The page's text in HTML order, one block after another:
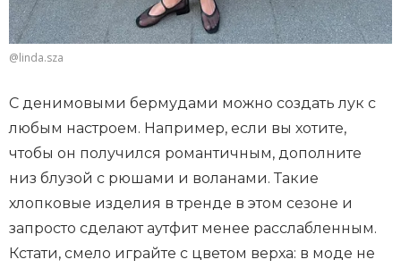
@linda.sza
С денимовыми бермудами можно создать лук с
любым настроем. Например, если вы хотите,
чтобы он получился романтичным, дополните
низ блузой с рюшами и воланами. Такие
хлопковые изделия в тренде в этом сезоне и
запросто сделают аутфит менее расслабленным.
Кстати, смело играйте с цветом верха: в моде не